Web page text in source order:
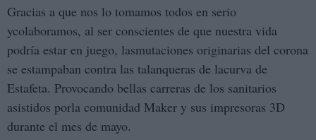
Gracias a que nos lo tomamos todos en serio
ycolaboramos, al ser conscientes de que nuestra vida
podría estar en juego, lasmutaciones originarias del corona
se estampaban contra las talanqueras de lacurva de
Estafeta. Provocando bellas carreras de los sanitarios
asistidos porla comunidad Maker y sus impresoras 3D
durante el mes de mayo.